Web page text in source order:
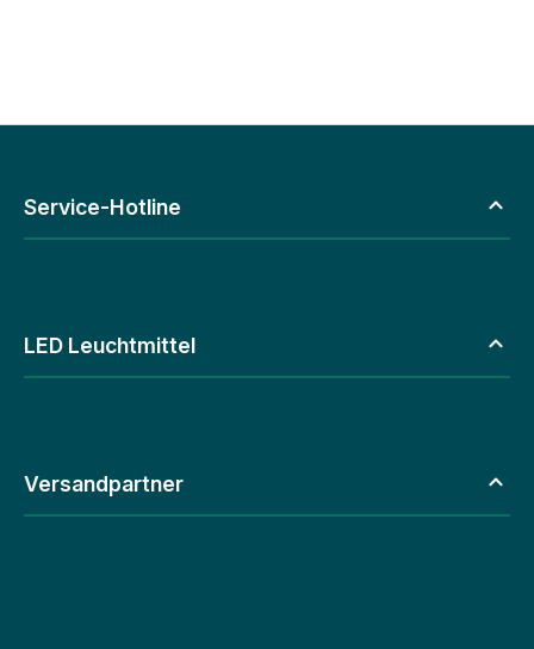
Service-Hotline
LED Leuchtmittel
Versandpartner